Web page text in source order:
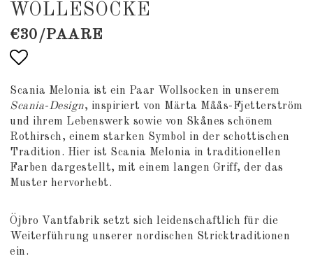
WOLLESOCKE
€30/PAARE
Add to list of favorites
Scania Melonia ist ein Paar Wollsocken in unserem
Scania-Design, inspiriert von Märta Måås-Fjetterström
und ihrem Lebenswerk sowie von Skånes schönem
Rothirsch, einem starken Symbol in der schottischen
Tradition. Hier ist Scania Melonia in traditionellen
Farben dargestellt, mit einem langen Griff, der das
Muster hervorhebt.
Öjbro Vantfabrik setzt sich leidenschaftlich für die
Weiterführung unserer nordischen Stricktraditionen
ein.